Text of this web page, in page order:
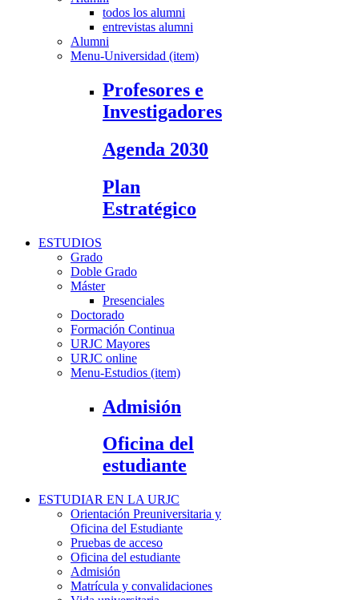
todos los alumni
entrevistas alumni
Alumni
Menu-Universidad (item)
Profesores e
Investigadores
Agenda 2030
Plan
Estratégico
ESTUDIOS
Grado
Doble Grado
Máster
Presenciales
Doctorado
Formación Continua
URJC Mayores
URJC online
Menu-Estudios (item)
Admisión
Oficina del
estudiante
ESTUDIAR EN LA URJC
Orientación Preuniversitaria y
Oficina del Estudiante
Pruebas de acceso
Oficina del estudiante
Admisión
Matrícula y convalidaciones